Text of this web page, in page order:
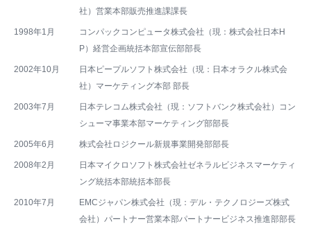
社）営業本部販売推進課課長
1998年1月
コンパックコンピュータ株式会社（現：株式会社日本H
P）経営企画統括本部宣伝部部長
2002年10月
日本ピープルソフト株式会社（現：日本オラクル株式会
社）マーケティング本部 部長
2003年7月
日本テレコム株式会社（現：ソフトバンク株式会社）コン
シューマ事業本部マーケティング部部長
2005年6月 株式会社ロジクール新規事業開発部部長
2008年2月
日本マイクロソフト株式会社ゼネラルビジネスマーケティ
ング統括本部統括本部長
2010年7月
EMCジャパン株式会社（現：デル・テクノロジーズ株式
会社）パートナー営業本部パートナービジネス推進部部長